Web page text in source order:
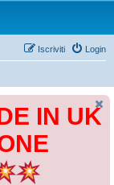
Login
Iscriviti
IN UK